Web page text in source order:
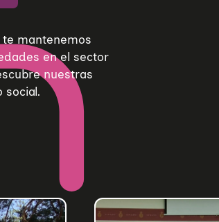
te mantenemos
en el sector
nuestras
social.